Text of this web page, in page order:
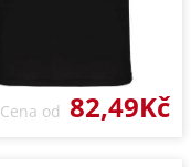
Cena od 82,49Kč